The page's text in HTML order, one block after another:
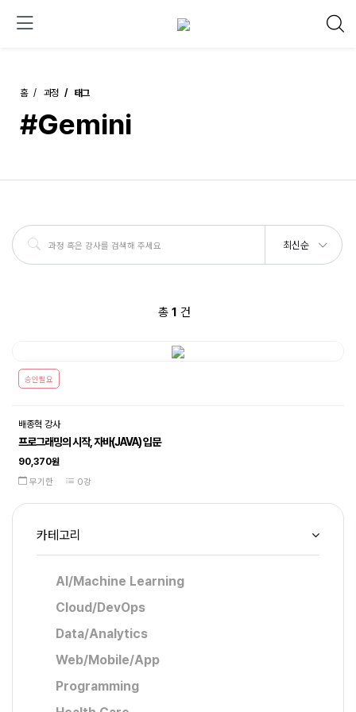
홈 과정 태그
#Gemini
최신순
총 1 건
승인필요
배종혁 강사
프로그래밍의 시작, 자바(JAVA) 입문
90,370원
무기한 0강
카테고리
AI/Machine Learning
Cloud/DevOps
Data/Analytics
Web/Mobile/App
Programming